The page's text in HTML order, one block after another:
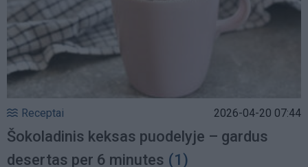
Receptai 2026-04-20 07:44
Šokoladinis keksas puodelyje – gardus
desertas per 6 minutes (1)